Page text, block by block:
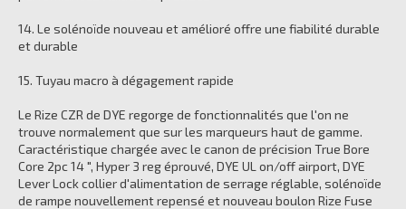
14. Le solénoïde nouveau et amélioré offre une fiabilité durable
et durable
15. Tuyau macro à dégagement rapide
Le Rize CZR de DYE regorge de fonctionnalités que l'on ne
trouve normalement que sur les marqueurs haut de gamme.
Caractéristique chargée avec le canon de précision True Bore
Core 2pc 14 ", Hyper 3 reg éprouvé, DYE UL on/off airport, DYE
Lever Lock collier d'alimentation de serrage réglable, solénoïde
de rampe nouvellement repensé et nouveau boulon Rize Fuse